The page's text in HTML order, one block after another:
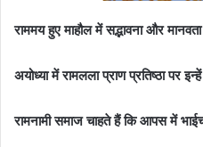
राममय हुए माहौल में सद्भावना और
अयोध्या में रामलला प्राण प्रतिष्ठा पर
रामनामी समाज चाहते हैं कि आपस में